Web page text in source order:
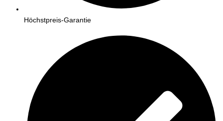
Höchstpreis-Garantie